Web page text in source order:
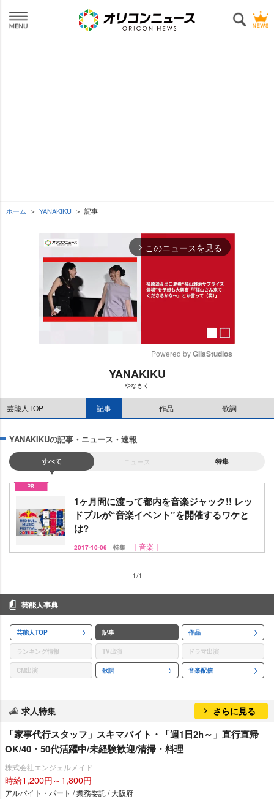
ホーム YANAKIKU 記事
arrow_forward_ios このニュースを見る
Powered by GliaStudios
YANAKIKU
なきく
芸能人TOP 記事 作品 歌詞
YANAKIKUの記事・ニュース・速報
すべて ニュース 特集
1ヶ月間に渡って都内を音楽ジャック!! レッ
ドブルが“音楽イベント”を開催するワケと
は?
2017-10-06 特集 ｜音楽｜
1/1
芸能人事典
芸能人TOP 記事 作品
ランキング情報 TV出演 ドラマ出演
CM出演 歌詞 音楽配信
求人特集 さらに見る
「家事代行スタッフ」スキマバイト・「週1日2h～」直行直帰
OK/40・50代活躍中/未経験歓迎/清掃・料理
株式会社エンジェルメイド
時給1,200円～1,800円
アルバイト・パート / 業務委託 / 大阪府